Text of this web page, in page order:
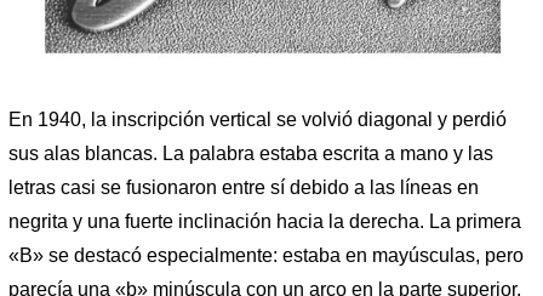
En 1940, la inscripción vertical se volvió diagonal y perdió
sus alas blancas. La palabra estaba escrita a mano y las
letras casi se fusionaron entre sí debido a las líneas en
negrita y una fuerte inclinación hacia la derecha. La primera
«B» se destacó especialmente: estaba en mayúsculas, pero
parecía una «b» minúscula con un arco en la parte superior.